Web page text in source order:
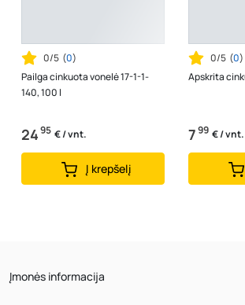
0/5 (0)
Pailga cinkuota vonelė 17-1-1-
140, 100 l
2495 € / vnt.
Į krepšelį
0/5 (0)
Apskrita
799 € / vnt.
Įmonės informacija